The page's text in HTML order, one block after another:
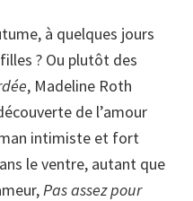
à quelques jours
? Ou plutôt des
, Madeline Roth
de l’amour
intimiste et fort
le ventre, autant que
Pas assez pour